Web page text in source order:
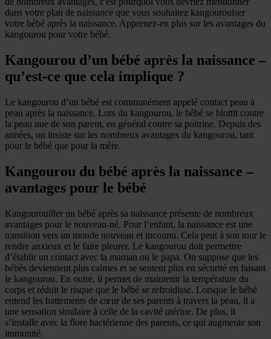
dans votre plan de naissance que vous souhaitez kangourouiser
votre bébé après la naissance. Apprenez-en plus sur les avantages du
kangourou pour votre bébé.
Kangourou d’un bébé après la naissance –
qu’est-ce que cela implique ?
Le kangourou d’un bébé est communément appelé contact peau à
peau après la naissance. Lors du kangourou, le bébé se blottit contre
la peau nue de son parent, en général contre sa poitrine. Depuis des
années, on insiste sur les nombreux avantages du kangourou, tant
pour le bébé que pour la mère.
Kangourou du bébé après la naissance –
avantages pour le bébé
Kangourouiller un bébé après sa naissance présente de nombreux
avantages pour le nouveau-né. Pour l’enfant, la naissance est une
transition vers un monde nouveau et inconnu. Cela peut à son tour le
rendre anxieux et le faire pleurer. Le kangourou doit permettre
d’établir un contact avec la maman ou le papa. On suppose que les
bébés deviennent plus calmes et se sentent plus en sécurité en faisant
le kangourou. En outre, il permet de maintenir la température du
corps et réduit le risque que le bébé se refroidisse. Lorsque le bébé
entend les battements de cœur de ses parents à travers la peau, il a
une sensation similaire à celle de la cavité utérine. De plus, il
s’installe avec la flore bactérienne des parents, ce qui augmente son
immunité.